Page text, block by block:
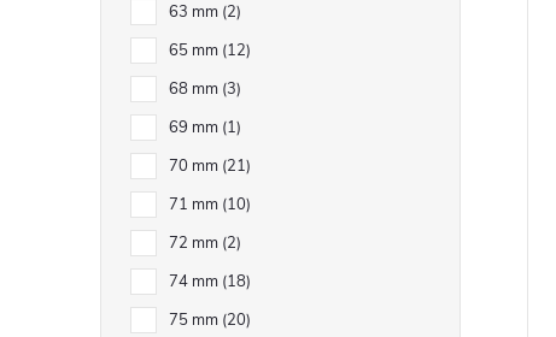
63 mm 2
65 mm 12
68 mm 3
69 mm 1
70 mm 21
71 mm 10
72 mm 2
74 mm 18
75 mm 20